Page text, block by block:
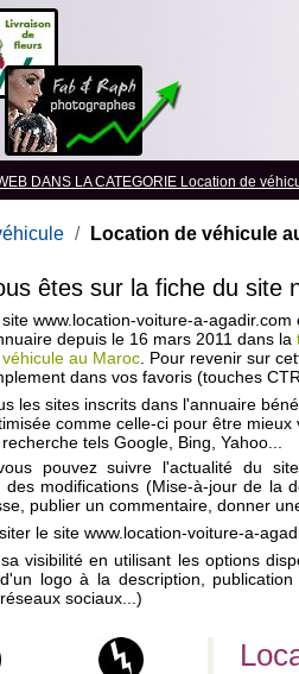
DANS LA CATEGORIE Location de
/ Location de véhicule
êtes sur la fiche du site
www.location-voiture-a-agadir.com
depuis le 16 mars 2011 dans la
au Maroc . Pour revenir sur
dans vos favoris (touches
les sites inscrits dans l'annuaire
comme celle-ci pour être mieux
tels Google, Bing, Yahoo...
pouvez suivre l'actualité du
modifications (Mise-à-jour de la
publier un commentaire, donner
le site www.location-voiture-a-
visibilité en utilisant les options
logo à la description,
sociaux...)